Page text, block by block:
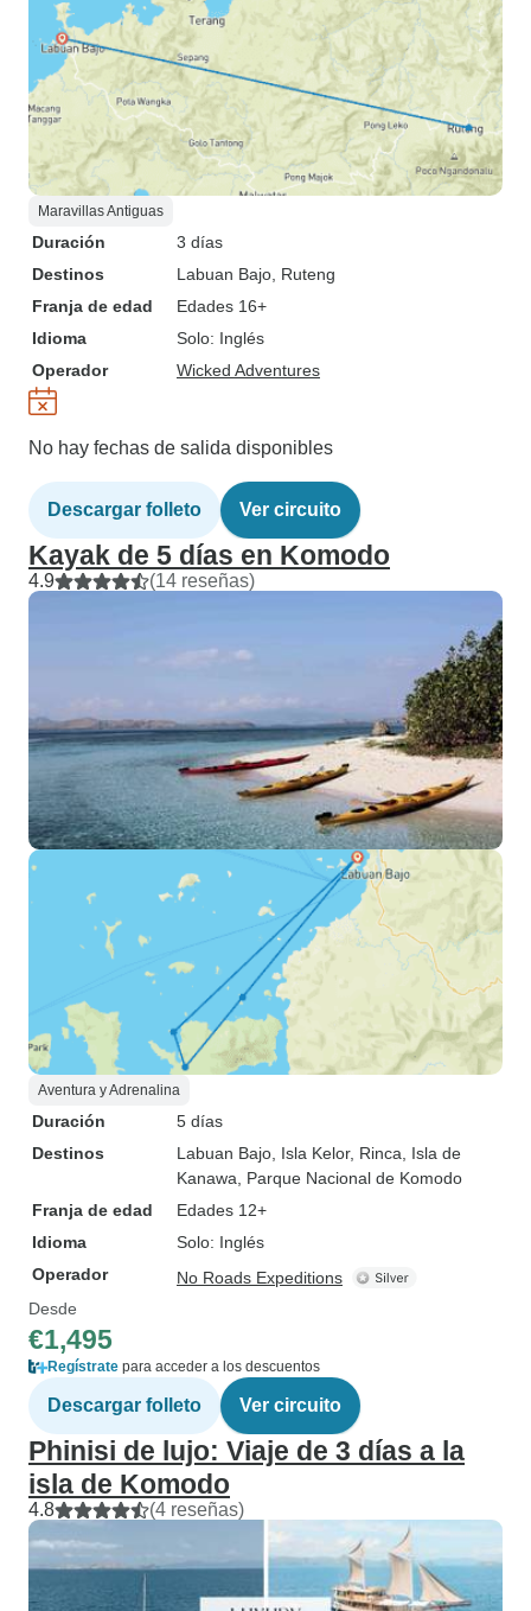
Maravillas Antiguas
Duración
3 días
Destinos
Labuan Bajo , Ruteng
Franja de edad
Edades 16+
Idioma
Solo: Inglés
Operador
Wicked Adventures
No hay fechas de salida disponibles
Descargar folleto Ver circuito
Kayak de 5 días en Komodo
4.9 (14 reseñas)
Aventura y Adrenalina
Duración
5 días
Destinos
Labuan Bajo , Isla Kelor, Rinca , Isla de
Kanawa , Parque Nacional de Komodo
Franja de edad
Edades 12+
Idioma
Solo: Inglés
Operador
No Roads Expeditions
Desde
€1,495
Regístrate para acceder a los descuentos
Descargar folleto Ver circuito
Phinisi de lujo: Viaje de 3 días a la
isla de Komodo
4.8 (4 reseñas)